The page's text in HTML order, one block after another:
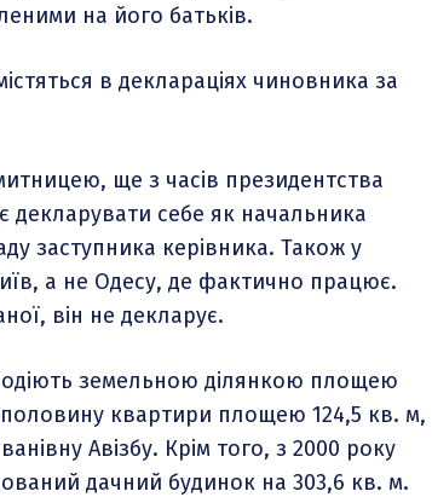
на його батьків.
в деклараціях чиновника за
ще з часів президентства
декларувати себе як начальника
заступника керівника. Також у
а не Одесу, де фактично працює.
він не декларує.
земельною ділянкою площею
квартири площею 124,5 кв. м,
Авізбу. Крім того, з 2000 року
дачний будинок на 303,6 кв. м.